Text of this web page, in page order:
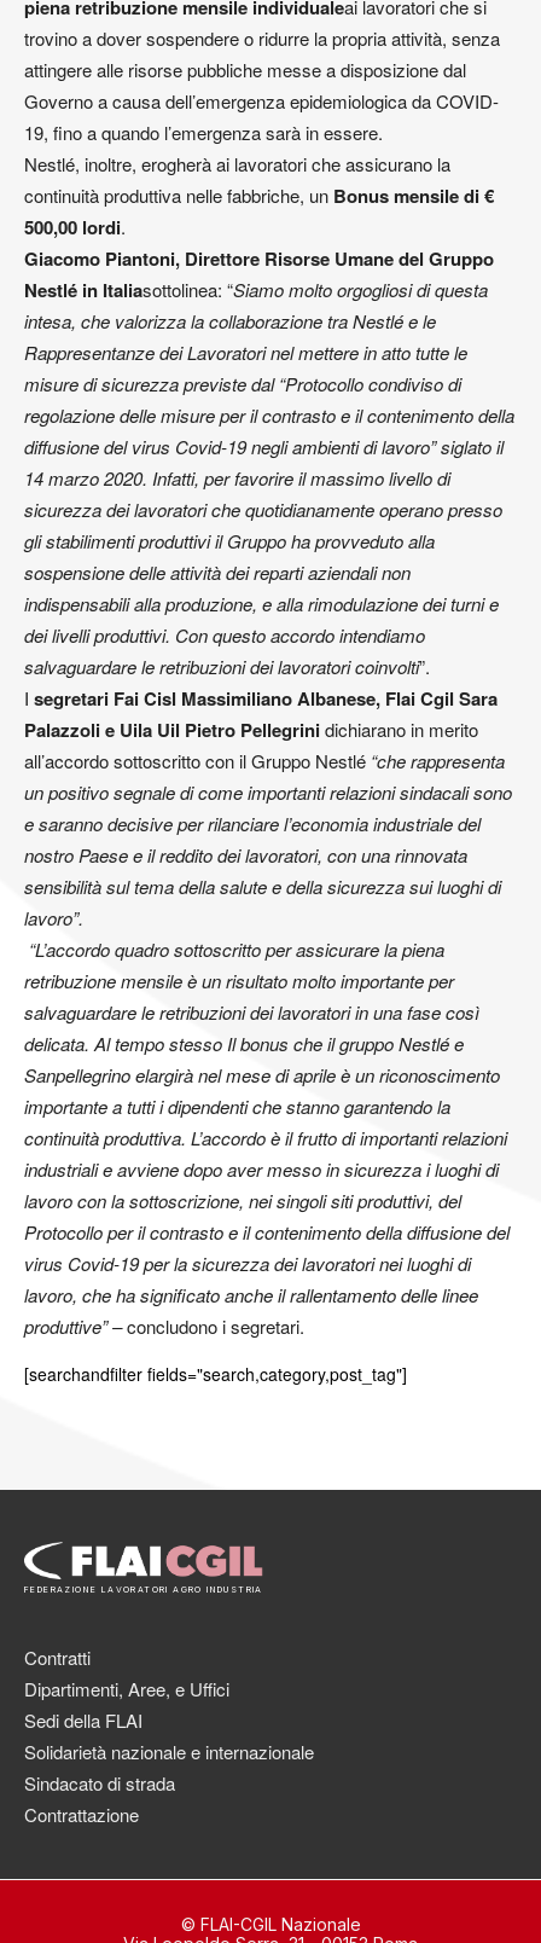
piena retribuzione mensile individualeai lavoratori che si
trovino a dover sospendere o ridurre la propria attività, senza
attingere alle risorse pubbliche messe a disposizione dal
Governo a causa dell’emergenza epidemiologica da COVID-
19, fino a quando l’emergenza sarà in essere.
Nestlé, inoltre, erogherà ai lavoratori che assicurano la
continuità produttiva nelle fabbriche, un Bonus mensile di €
500,00 lordi.
Giacomo Piantoni, Direttore Risorse Umane del Gruppo
Nestlé in Italiasottolinea: “Siamo molto orgogliosi di questa
intesa, che valorizza la collaborazione tra Nestlé e le
Rappresentanze dei Lavoratori nel mettere in atto tutte le
misure di sicurezza previste dal “Protocollo condiviso di
regolazione delle misure per il contrasto e il contenimento della
diffusione del virus Covid-19 negli ambienti di lavoro” siglato il
14 marzo 2020. Infatti, per favorire il massimo livello di
sicurezza dei lavoratori che quotidianamente operano presso
gli stabilimenti produttivi il Gruppo ha provveduto alla
sospensione delle attività dei reparti aziendali non
indispensabili alla produzione, e alla rimodulazione dei turni e
dei livelli produttivi. Con questo accordo intendiamo
salvaguardare le retribuzioni dei lavoratori coinvolti”.
I segretari Fai Cisl Massimiliano Albanese, Flai Cgil Sara
Palazzoli e Uila Uil Pietro Pellegrinidichiarano in merito
all’accordo sottoscritto con il Gruppo Nestlé “che rappresenta
un positivo segnale di come importanti relazioni sindacali sono
e saranno decisive per rilanciare l’economia industriale del
nostro Paese e il reddito dei lavoratori, con una rinnovata
sensibilità sul tema della salute e della sicurezza sui luoghi di
lavoro”.
“L’accordo quadro sottoscritto per assicurare la piena
retribuzione mensile è un risultato molto importante per
salvaguardare le retribuzioni dei lavoratori in una fase così
delicata. Al tempo stesso Il bonus che il gruppo Nestlé e
Sanpellegrino elargirà nel mese di aprile è un riconoscimento
importante a tutti i dipendenti che stanno garantendo la
continuità produttiva. L’accordo è il frutto di importanti relazioni
industriali e avviene dopo aver messo in sicurezza i luoghi di
lavoro con la sottoscrizione, nei singoli siti produttivi, del
Protocollo per il contrasto e il contenimento della diffusione del
virus Covid-19 per la sicurezza dei lavoratori nei luoghi di
lavoro, che ha significato anche il rallentamento delle linee
produttive” –concludono i segretari.
[searchandfilter fields="search,category,post_tag"]
FEDERAZIONE LAVORATORI AGRO INDUSTRIA
Contratti
Dipartimenti, Aree, e Uffici
Sedi della FLAI
Solidarietà nazionale e internazionale
Sindacato di strada
Contrattazione
© FLAI-CGIL Nazionale